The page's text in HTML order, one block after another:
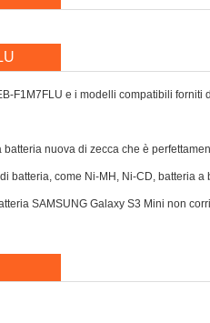
F1M7FLU e i modelli compatibili forniti
nuova di zecca che è
batteria, come Ni-MH, Ni-CD, batteria a
SAMSUNG Galaxy S3 Mini non